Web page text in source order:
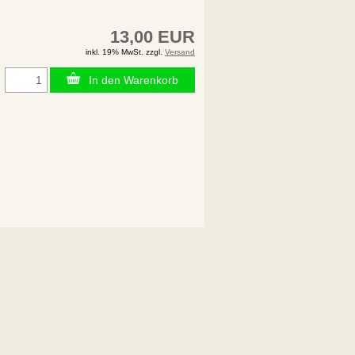
13,00 EUR
inkl. 19% MwSt. zzgl. Versand
In den Warenkorb